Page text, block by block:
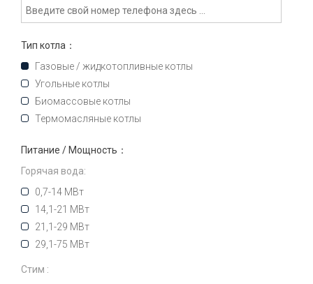
Тип котла：
Газовые / жидкотопливные котлы
Угольные котлы
Биомассовые котлы
Термомасляные котлы
Питание / Мощность：
Горячая вода:
0,7-14 МВт
14,1-21 МВт
21,1-29 МВт
29,1-75 МВт
Стим :